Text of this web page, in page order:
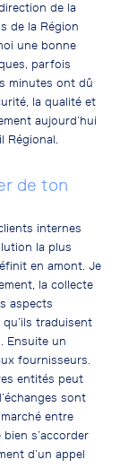
de la
de la Région
une bonne
parfois
minutes ont dû
la qualité et
aujourd’hui
Régional.
de ton
internes
la plus
en amont. Je
la collecte
aspects
traduisent
Ensuite un
fournisseurs.
entités peut
sont
entre
s’accorder
d’un appel